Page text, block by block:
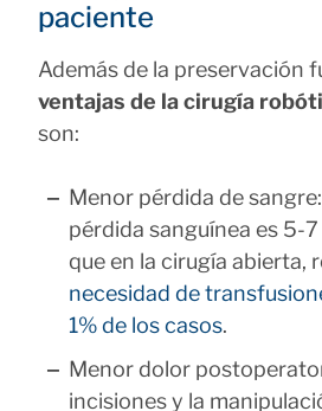
paciente
Además de la preservación
ventajas de la cirugía
son:
Menor pérdida de
pérdida sanguínea es 5-
que en la cirugía abierta,
necesidad de
1% de los casos.
Menor dolor
incisiones y la